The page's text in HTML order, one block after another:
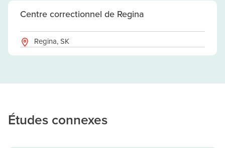
Centre correctionnel de Regina
Regina, SK
Études connexes